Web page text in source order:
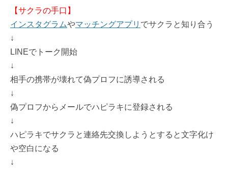
【サクラの手口】
インスタグラムやマッチングアプリ でサクラと知り合う
↓
LINEでトーク開始
↓
相手の携帯が壊れて偽プロフに誘導される
↓
偽プロフからメールでハピラキに登録される
↓
ハピラキでサクラと連絡先交換しようとすると文字化け
や空白になる
↓